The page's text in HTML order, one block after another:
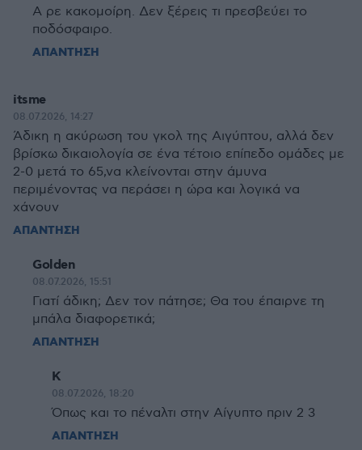
Α ρε κακομοίρη. Δεν ξέρεις τι πρεσβεύει το
ποδόσφαιρο.
ΑΠΑΝΤΗΣΗ
itsme
08.07.2026, 14:27
Άδικη η ακύρωση του γκολ της Αιγύπτου, αλλά δεν
βρίσκω δικαιολογία σε ένα τέτοιο επίπεδο ομάδες με
2-0 μετά το 65,να κλείνονται στην άμυνα
περιμένοντας να περάσει η ώρα και λογικά να
χάνουν
ΑΠΑΝΤΗΣΗ
Golden
08.07.2026, 15:51
Γιατί άδικη; Δεν τον πάτησε; Θα του έπαιρνε τη
μπάλα διαφορετικά;
ΑΠΑΝΤΗΣΗ
Κ
08.07.2026, 18:20
Όπως και το πέναλτι στην Αίγυπτο πριν 2 3
ΑΠΑΝΤΗΣΗ